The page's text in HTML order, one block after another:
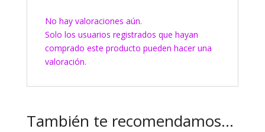
No hay valoraciones aún.
Solo los usuarios registrados que hayan
comprado este producto pueden hacer una
valoración.
También te recomendamos…